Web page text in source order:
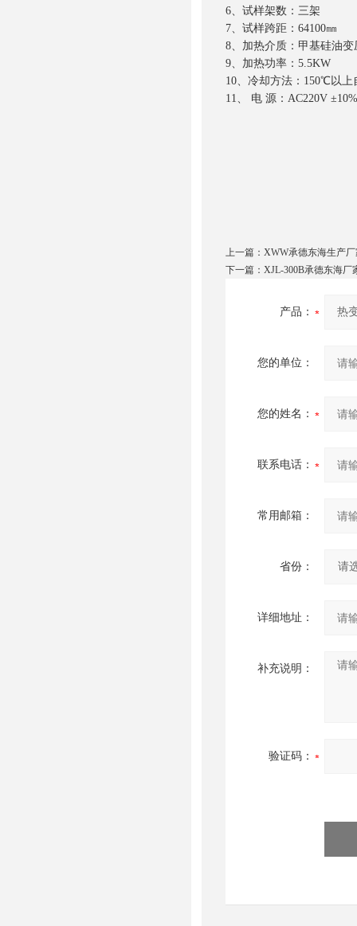
6、试样架数：三架
7、试样跨距：64100㎜
8、加热介质：甲基硅油变
9、加热功率：5.5KW
10、冷却方法：150℃以
11、 电 源：AC220V
上一篇： XWW承德东海生产
下一篇： XJL-300B承德东海厂
产品：
您的单位：
您的姓名：
联系电话：
常用邮箱：
省份：
详细地址：
补充说明：
验证码：